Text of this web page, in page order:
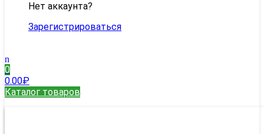
Нет аккаунта?
Зарегистрироваться
0
0.00₽
Каталог товаров